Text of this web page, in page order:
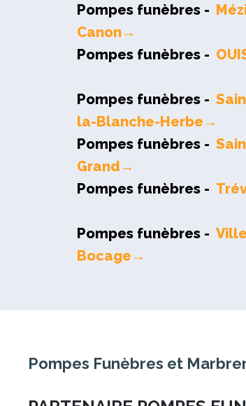
Pompes funèbres -
Canon→
Pompes funèbres -
Pompes funèbres -
la-Blanche-Herbe→
Pompes funèbres -
Grand→
Pompes funèbres -
Pompes funèbres -
Bocage→
Pompes Funèbres et